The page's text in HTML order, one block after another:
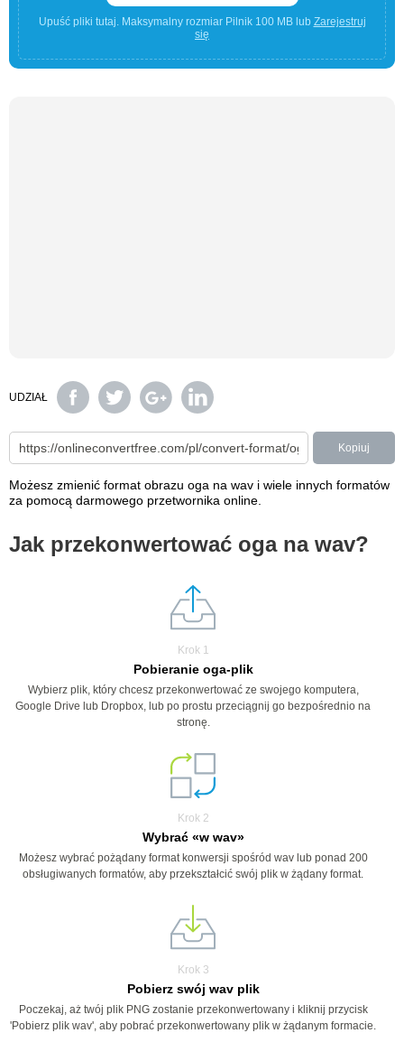
Upuść pliki tutaj. Maksymalny rozmiar Pilnik 100 MB lub Zarejestruj
się
UDZIAŁ
Kopiuj
Możesz zmienić format obrazu oga na wav i wiele innych formatów
za pomocą darmowego przetwornika online.
Jak przekonwertować oga na wav?
Krok 1
Pobieranie oga-plik
Wybierz plik, który chcesz przekonwertować ze swojego komputera,
Google Drive lub Dropbox, lub po prostu przeciągnij go bezpośrednio na
stronę.
Krok 2
Wybrać «w wav»
Możesz wybrać pożądany format konwersji spośród wav lub ponad 200
obsługiwanych formatów, aby przekształcić swój plik w żądany format.
Krok 3
Pobierz swój wav plik
Poczekaj, aż twój plik PNG zostanie przekonwertowany i kliknij przycisk
'Pobierz plik wav', aby pobrać przekonwertowany plik w żądanym formacie.